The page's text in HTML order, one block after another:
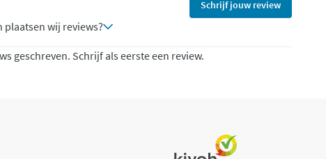
Schrijf jouw review
wij reviews?
geschreven. Schrijf als eerste een review.